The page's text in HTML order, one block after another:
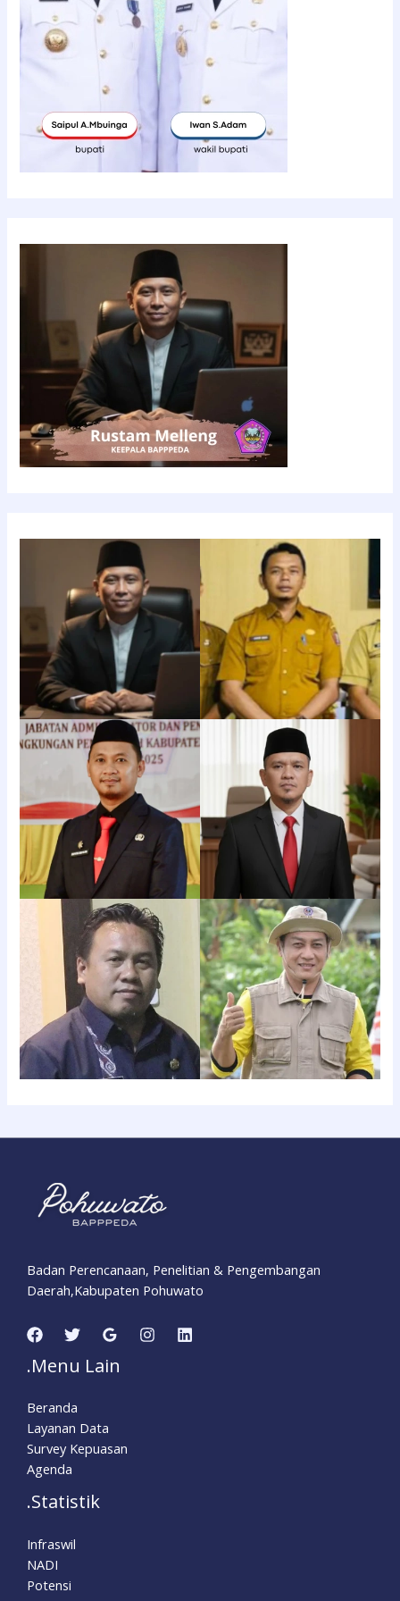
Badan Perencanaan, Penelitian & Pengembangan
Daerah,Kabupaten Pohuwato
.Menu Lain
Beranda
Layanan Data
Survey Kepuasan
Agenda
.Statistik
Infraswil
NADI
Potensi